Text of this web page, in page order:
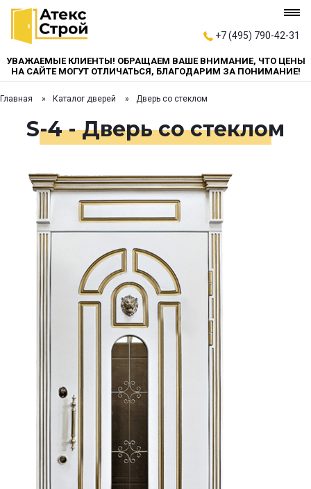
+7 (495) 790-42-31
УВАЖАЕМЫЕ КЛИЕНТЫ! ОБРАЩАЕМ ВАШЕ ВНИМАНИЕ, ЧТО ЦЕНЫ
НА САЙТЕ МОГУТ ОТЛИЧАТЬСЯ, БЛАГОДАРИМ ЗА ПОНИМАНИЕ!
Главная Каталог дверей Дверь со стеклом
S-4 - Дверь со стеклом